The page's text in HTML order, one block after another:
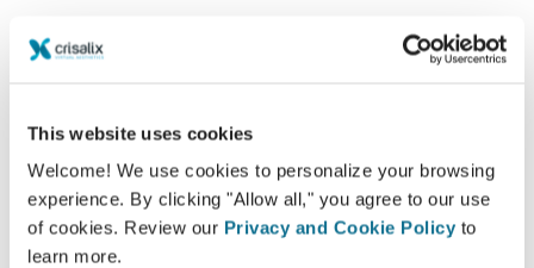
This website uses cookies
Welcome! We use cookies to personalize your browsing
experience. By clicking "Allow all," you agree to our use
of cookies. Review our Privacy and Cookie Policy to
learn more.
Memnun
Kadınların 100%'ı öncesinde Crisalix 3D
simülasyonu gördüklerinde ameliyatlarından ya
memnun kaldıklarını ya da çok memnun